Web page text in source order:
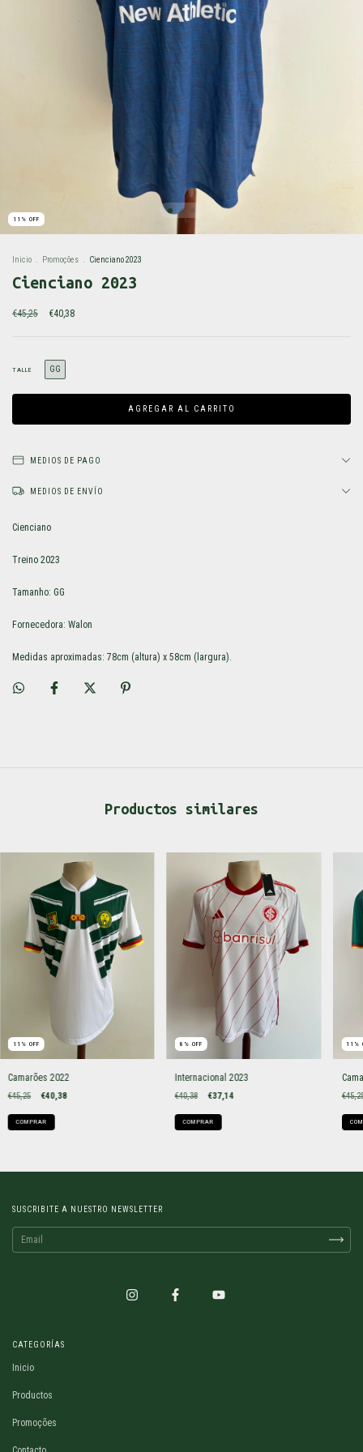
11 % OFF
Inicio . Promoções . Cienciano 2023
Cienciano 2023
€45,25 €40,38
TALLE GG
MEDIOS DE PAGO
MEDIOS DE ENVÍO
Cienciano
Treino 2023
Tamanho: GG
Fornecedora: Walon
Medidas aproximadas: 78cm (altura) x 58cm (largura).
Productos similares
11 % OFF
Camarões 2022
€45,25 €40,38
COMPRAR
8 % OFF
Internacional 2023
€40,38 €37,14
COMPRAR
11 %
SUSCRIBITE A NUESTRO NEWSLETTER
CATEGORÍAS
Inicio
Productos
Promoções